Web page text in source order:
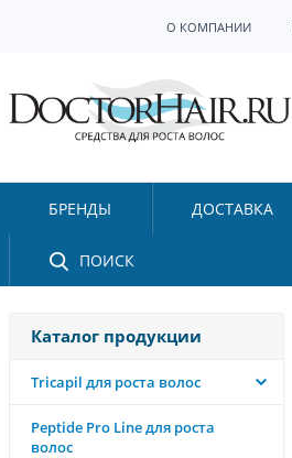
О КОМПАНИИ
БРЕНДЫ ДОСТАВКА
ПОИСК
Каталог продукции
Tricapil для роста волос
Peptide Pro Line для роста
волос